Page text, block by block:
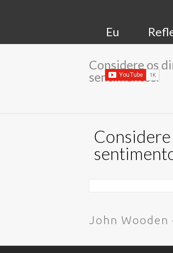
Eu
Considere os
sentimentos.
John